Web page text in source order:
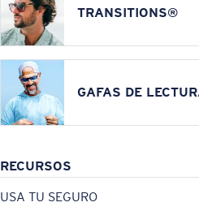
TRANSITIONS®
GAFAS DE
RECURSOS
USA TU SEGURO